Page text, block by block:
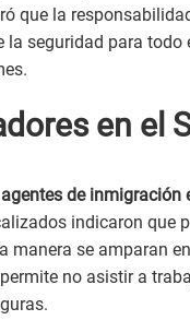
que la
seguridad para todo
en el
de inmigración
indicaron que
manera se amparan
no asistir a